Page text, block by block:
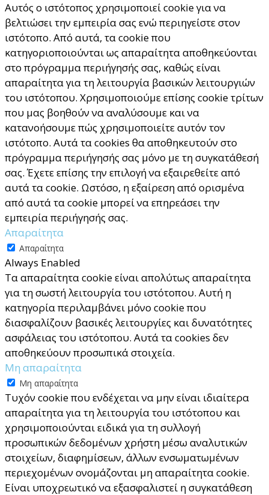
Αυτός ο ιστότοπος χρησιμοποιεί cookie για να
βελτιώσει την εμπειρία σας ενώ περιηγείστε στον
ιστότοπο. Από αυτά, τα cookie που
κατηγοριοποιούνται ως απαραίτητα αποθηκεύονται
στο πρόγραμμα περιήγησής σας, καθώς είναι
απαραίτητα για τη λειτουργία βασικών λειτουργιών
του ιστότοπου. Χρησιμοποιούμε επίσης cookie τρίτων
που μας βοηθούν να αναλύσουμε και να
κατανοήσουμε πώς χρησιμοποιείτε αυτόν τον
ιστότοπο. Αυτά τα cookies θα αποθηκευτούν στο
πρόγραμμα περιήγησής σας μόνο με τη συγκατάθεσή
σας. Έχετε επίσης την επιλογή να εξαιρεθείτε από
αυτά τα cookie. Ωστόσο, η εξαίρεση από ορισμένα
από αυτά τα cookie μπορεί να επηρεάσει την
εμπειρία περιήγησής σας.
Απαραίτητα
Απαραίτητα
Always Enabled
Τα απαραίτητα cookie είναι απολύτως απαραίτητα
για τη σωστή λειτουργία του ιστότοπου. Αυτή η
κατηγορία περιλαμβάνει μόνο cookie που
διασφαλίζουν βασικές λειτουργίες και δυνατότητες
ασφάλειας του ιστότοπου. Αυτά τα cookies δεν
αποθηκεύουν προσωπικά στοιχεία.
Μη απαραίτητα
Μη απαραίτητα
Τυχόν cookie που ενδέχεται να μην είναι ιδιαίτερα
απαραίτητα για τη λειτουργία του ιστότοπου και
χρησιμοποιούνται ειδικά για τη συλλογή
προσωπικών δεδομένων χρήστη μέσω αναλυτικών
στοιχείων, διαφημίσεων, άλλων ενσωματωμένων
περιεχομένων ονομάζονται μη απαραίτητα cookie.
Είναι υποχρεωτικό να εξασφαλιστεί η συγκατάθεση